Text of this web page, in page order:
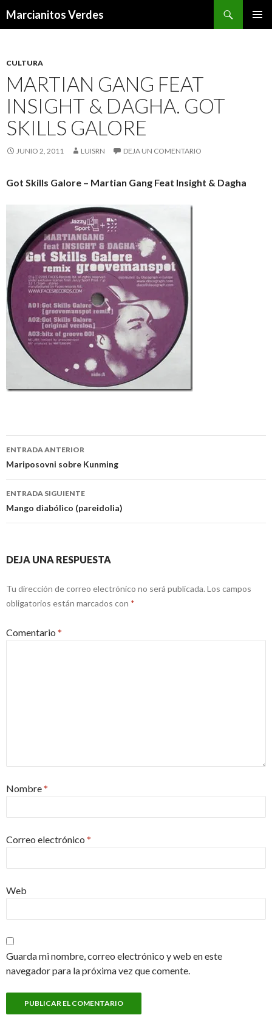
Marcianitos Verdes
CULTURA
MARTIAN GANG FEAT
INSIGHT & DAGHA. GOT
SKILLS GALORE
JUNIO 2, 2011 LUISRN DEJA UN COMENTARIO
Got Skills Galore – Martian Gang Feat Insight & Dagha
Navegación
de
entradas
ENTRADA ANTERIOR
Mariposovni sobre Kunming
ENTRADA SIGUIENTE
Mango diabólico (pareidolia)
DEJA UNA RESPUESTA
Tu dirección de correo electrónico no será publicada. Los campos
obligatorios están marcados con *
Comentario *
Nombre*
Correo electrónico *
Web
Guarda mi nombre, correo electrónico y web en este
navegador para la próxima vez que comente.